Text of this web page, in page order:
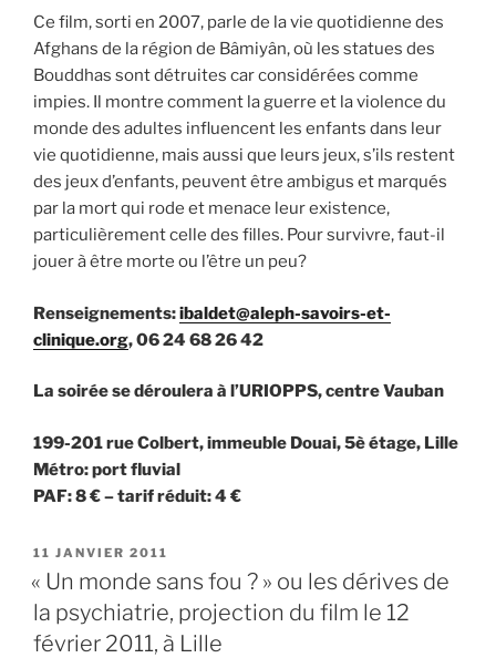
Ce film, sorti en 2007, parle de la vie quotidienne des
Afghans de la région de Bâmiyân, où les statues des
Bouddhas sont détruites car considérées comme
impies. Il montre comment la guerre et la violence du
monde des adultes influencent les enfants dans leur
vie quotidienne, mais aussi que leurs jeux, s’ils restent
des jeux d’enfants, peuvent être ambigus et marqués
par la mort qui rode et menace leur existence,
particulièrement celle des filles. Pour survivre, faut-il
jouer à être morte ou l’être un peu?
Renseignements:ibaldet@aleph-savoirs-et-
clinique.org, 06 24 68 26 42
La soirée se déroulera à l’URIOPPS, centre Vauban
199-201 rue Colbert, immeuble Douai, 5è étage, Lille
Métro: port fluvial
PAF: 8 € – tarif réduit: 4 €
PUBLIÉ
LE
11 JANVIER 2011
« Un monde sans fou ? » ou les dérives de
la psychiatrie, projection du film le 12
février 2011, à Lille